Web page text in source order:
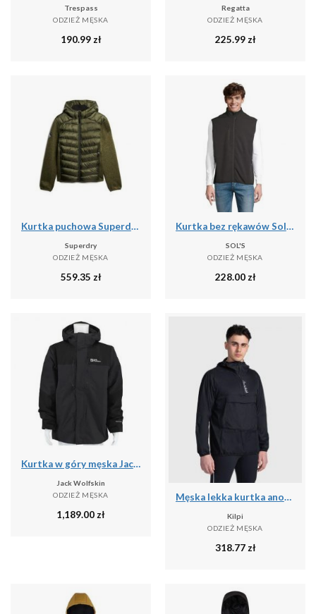
Trespass
ODZIEŻ MĘSKA
190.99 zł
Regatta
ODZIEŻ MĘSKA
225.99 zł
Kurtka puchowa Superdry Storm Hybrid
Superdry
ODZIEŻ MĘSKA
559.35 zł
Kurtka bez rękawów Sol's Falcon Bw
SOL'S
ODZIEŻ MĘSKA
228.00 zł
Kurtka w góry męska Jack Wolfskin A618586350
Jack Wolfskin
ODZIEŻ MĘSKA
1,189.00 zł
Męska lekka kurtka anorak Kilpi ANORI-M
Kilpi
ODZIEŻ MĘSKA
318.77 zł